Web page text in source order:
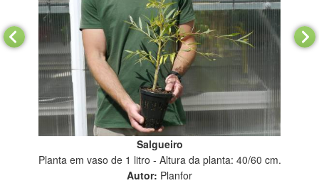
Salgueiro
Planta em vaso de 1 litro - Altura da planta: 40/60 cm.
Autor: Planfor